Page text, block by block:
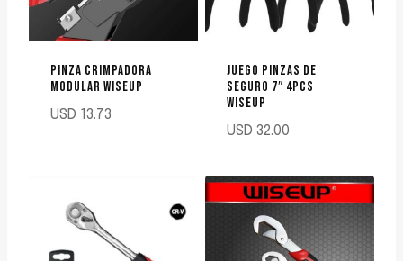
PINZA CRIMPADORA
MODULAR WISEUP
USD 13.73
JUEGO PINZAS DE
SEGURO 7″ 4PCS
WISEUP
USD 32.00